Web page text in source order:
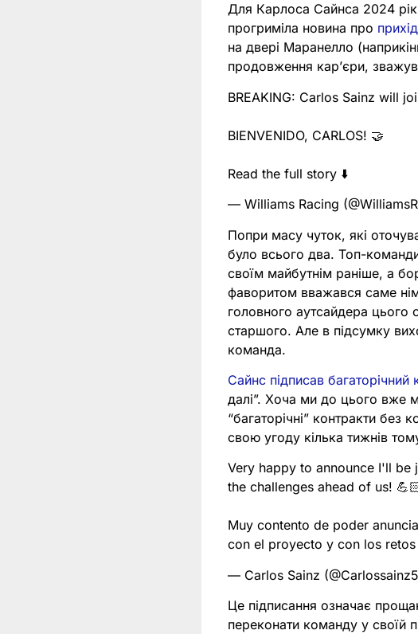
Для Карлоса Сайнса 2024
прогриміла новина про
на двері Маранелло
продовження карʼєри,
BREAKING: Carlos Sainz will
BIENVENIDO, CARLOS! 🤝
Read the full story ⬇️
— Williams Racing
Попри масу чуток, які
було всього два. Топ-
своїм майбутнім раніше, а
фаворитом вважався саме
головного аутсайдера цього
старшого. Але в підсумку
команда.
Сайнс підписав багаторічний
далі”. Хоча ми до цього вже
“багаторічні” контракти
свою угоду кілька тижнів
Very happy to announce I'll be
the challenges ahead of us!
Muy contento de poder
con el proyecto y con los
— Carlos Sainz
Це підписання означає
переконати команду у своїй